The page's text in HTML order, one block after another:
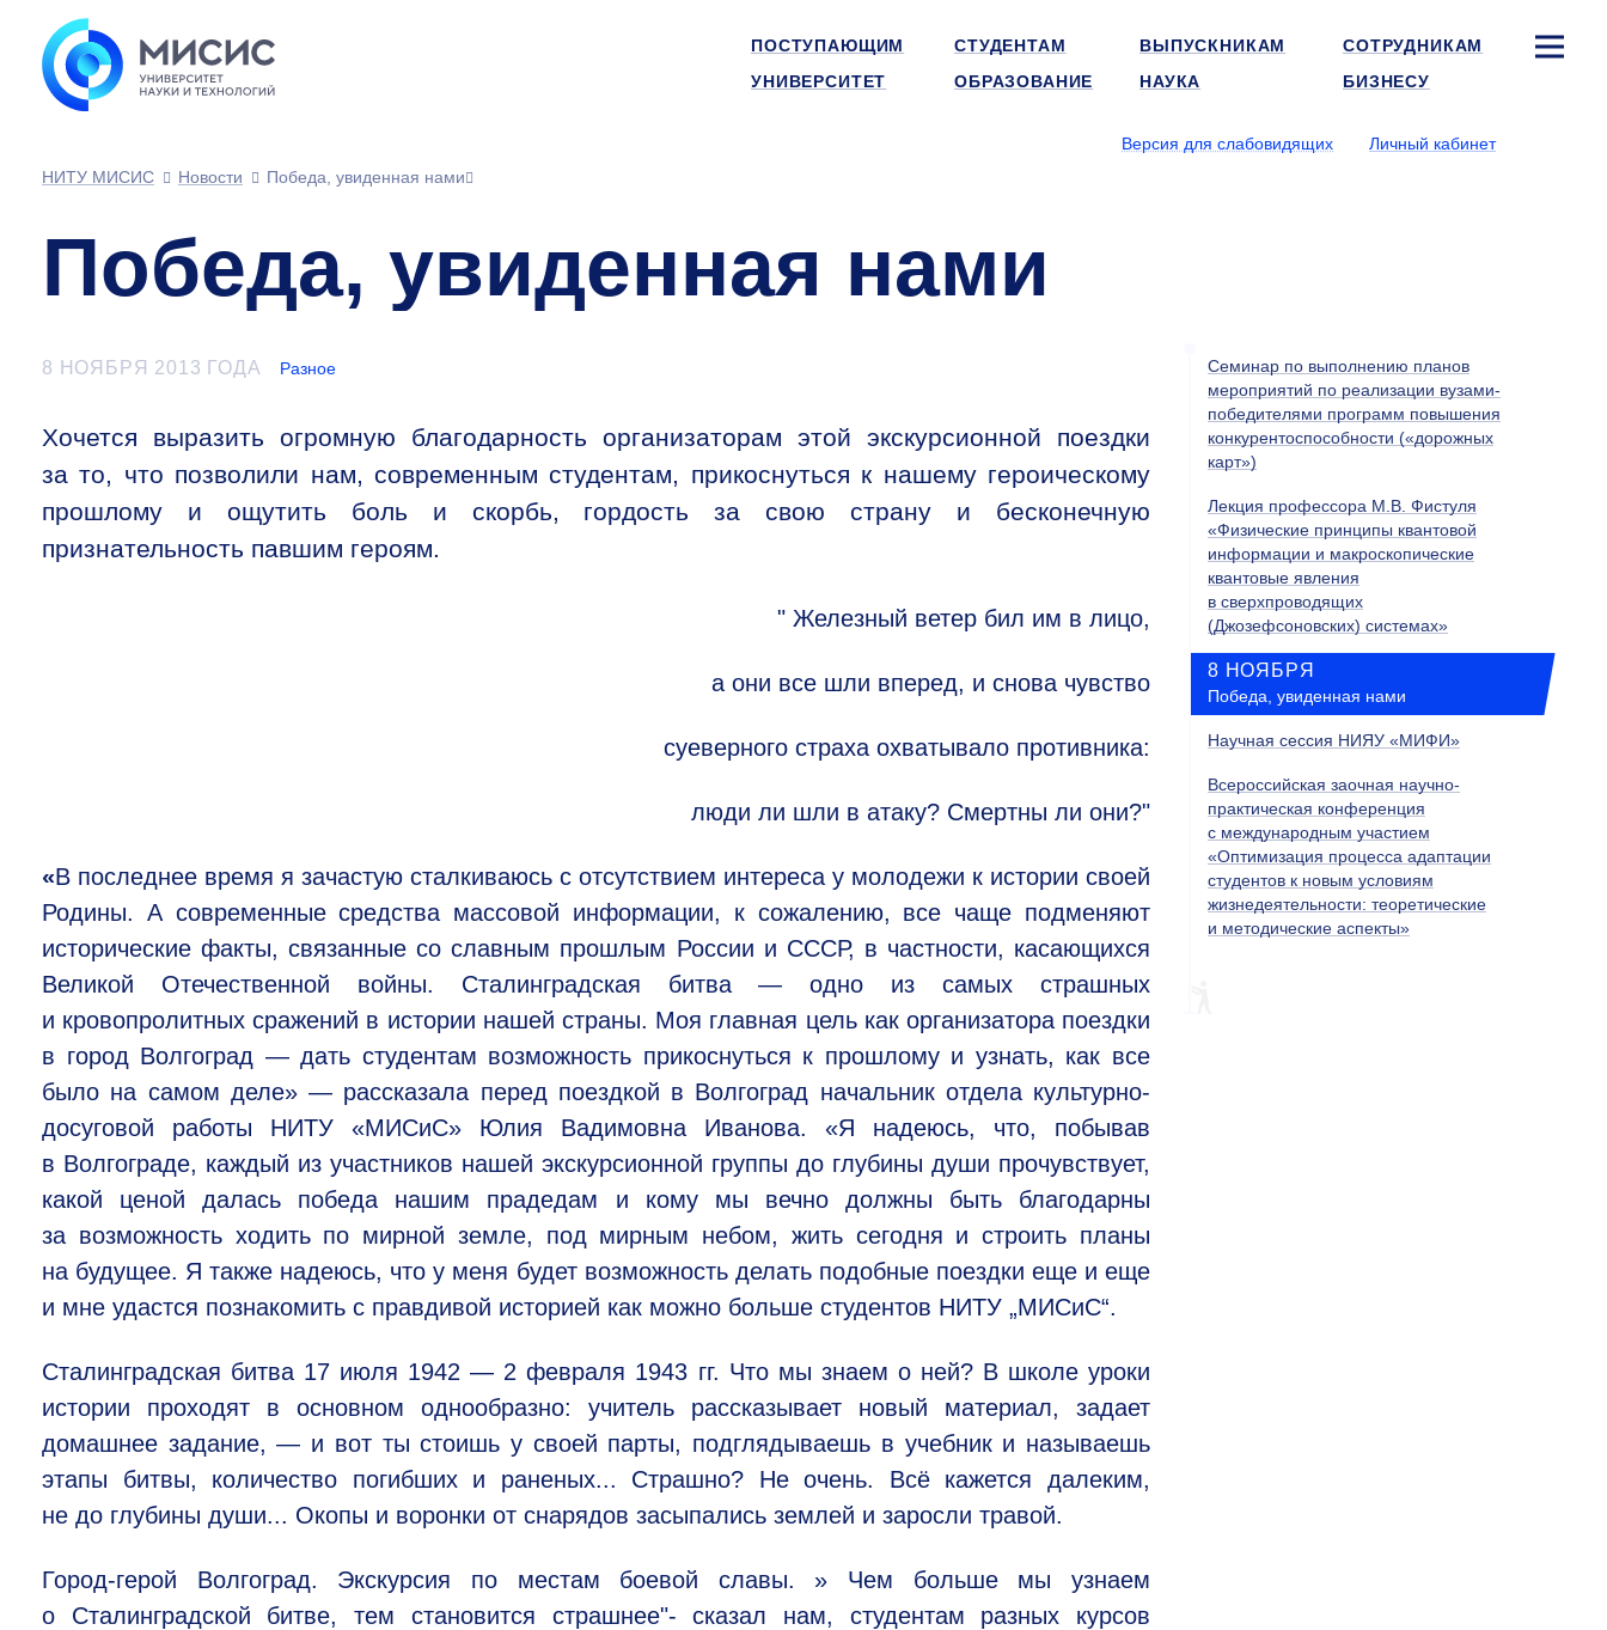
ПОСТУПАЮЩИМ СТУДЕНТАМ ВЫПУСКНИКАМ
СОТРУДНИКАМ
УНИВЕРСИТЕТ
ОБРАЗОВАНИЕ НАУКА БИЗНЕСУ
Версия для слабовидящих
Личный кабинет
НИТУ МИСИС
Новости Победа, увиденная нами
Победа, увиденная нами
8 НОЯБРЯ 2013 ГОДА Разное
Хочется выразить огромную благодарность организаторам этой экскурсионной поездки
за то, что позволили нам, современным студентам, прикоснуться к нашему героическому
прошлому и ощутить боль и скорбь, гордость за свою страну и бесконечную
признательность павшим героям.
" Железный ветер бил им в лицо,
а они все шли вперед, и снова чувство
суеверного страха охватывало противника:
люди ли шли в атаку? Смертны ли они?"
«В последнее время я зачастую сталкиваюсь с отсутствием интереса у молодежи к истории своей
Родины. А современные средства массовой информации, к сожалению, все чаще подменяют
исторические факты, связанные со славным прошлым России и СССР, в частности, касающихся
Великой Отечественной войны. Сталинградская битва — одно из самых страшных
и кровопролитных сражений в истории нашей страны. Моя главная цель как организатора поездки
в город Волгоград — дать студентам возможность прикоснуться к прошлому и узнать, как все
было на самом деле» — рассказала перед поездкой в Волгоград начальник отдела культурно-
досуговой работы НИТУ «МИСиС» Юлия Вадимовна Иванова. «Я надеюсь, что, побывав
в Волгограде, каждый из участников нашей экскурсионной группы до глубины души прочувствует,
какой ценой далась победа нашим прадедам и кому мы вечно должны быть благодарны
за возможность ходить по мирной земле, под мирным небом, жить сегодня и строить планы
на будущее. Я также надеюсь, что у меня будет возможность делать подобные поездки еще и еще
и мне удастся познакомить с правдивой историей как можно больше студентов НИТУ „МИСиС“.
Сталинградская битва 17 июля 1942 — 2 февраля 1943 гг. Что мы знаем о ней? В школе уроки
истории проходят в основном однообразно: учитель рассказывает новый материал, задает
домашнее задание, — и вот ты стоишь у своей парты, подглядываешь в учебник и называешь
этапы битвы, количество погибших и раненых... Страшно? Не очень. Всё кажется далеким,
не до глубины души... Окопы и воронки от снарядов засыпались землей и заросли травой.
Город-герой Волгоград. Экскурсия по местам боевой славы. » Чем больше мы узнаем
о Сталинградской битве, тем становится страшнее"- сказал нам, студентам разных курсов
Семинар по выполнению планов
мероприятий по реализации вузами-
победителями программ повышения
конкурентоспособности («дорожных
карт»)
Лекция профессора М.В. Фистуля
«Физические принципы квантовой
информации и макроскопические
квантовые явления
в сверхпроводящих
(Джозефсоновских) системах»
8 НОЯБРЯ
Победа, увиденная нами
Научная сессия НИЯУ «МИФИ»
Всероссийская заочная научно-
практическая конференция
с международным участием
«Оптимизация процесса адаптации
студентов к новым условиям
жизнедеятельности: теоретические
и методические аспекты»